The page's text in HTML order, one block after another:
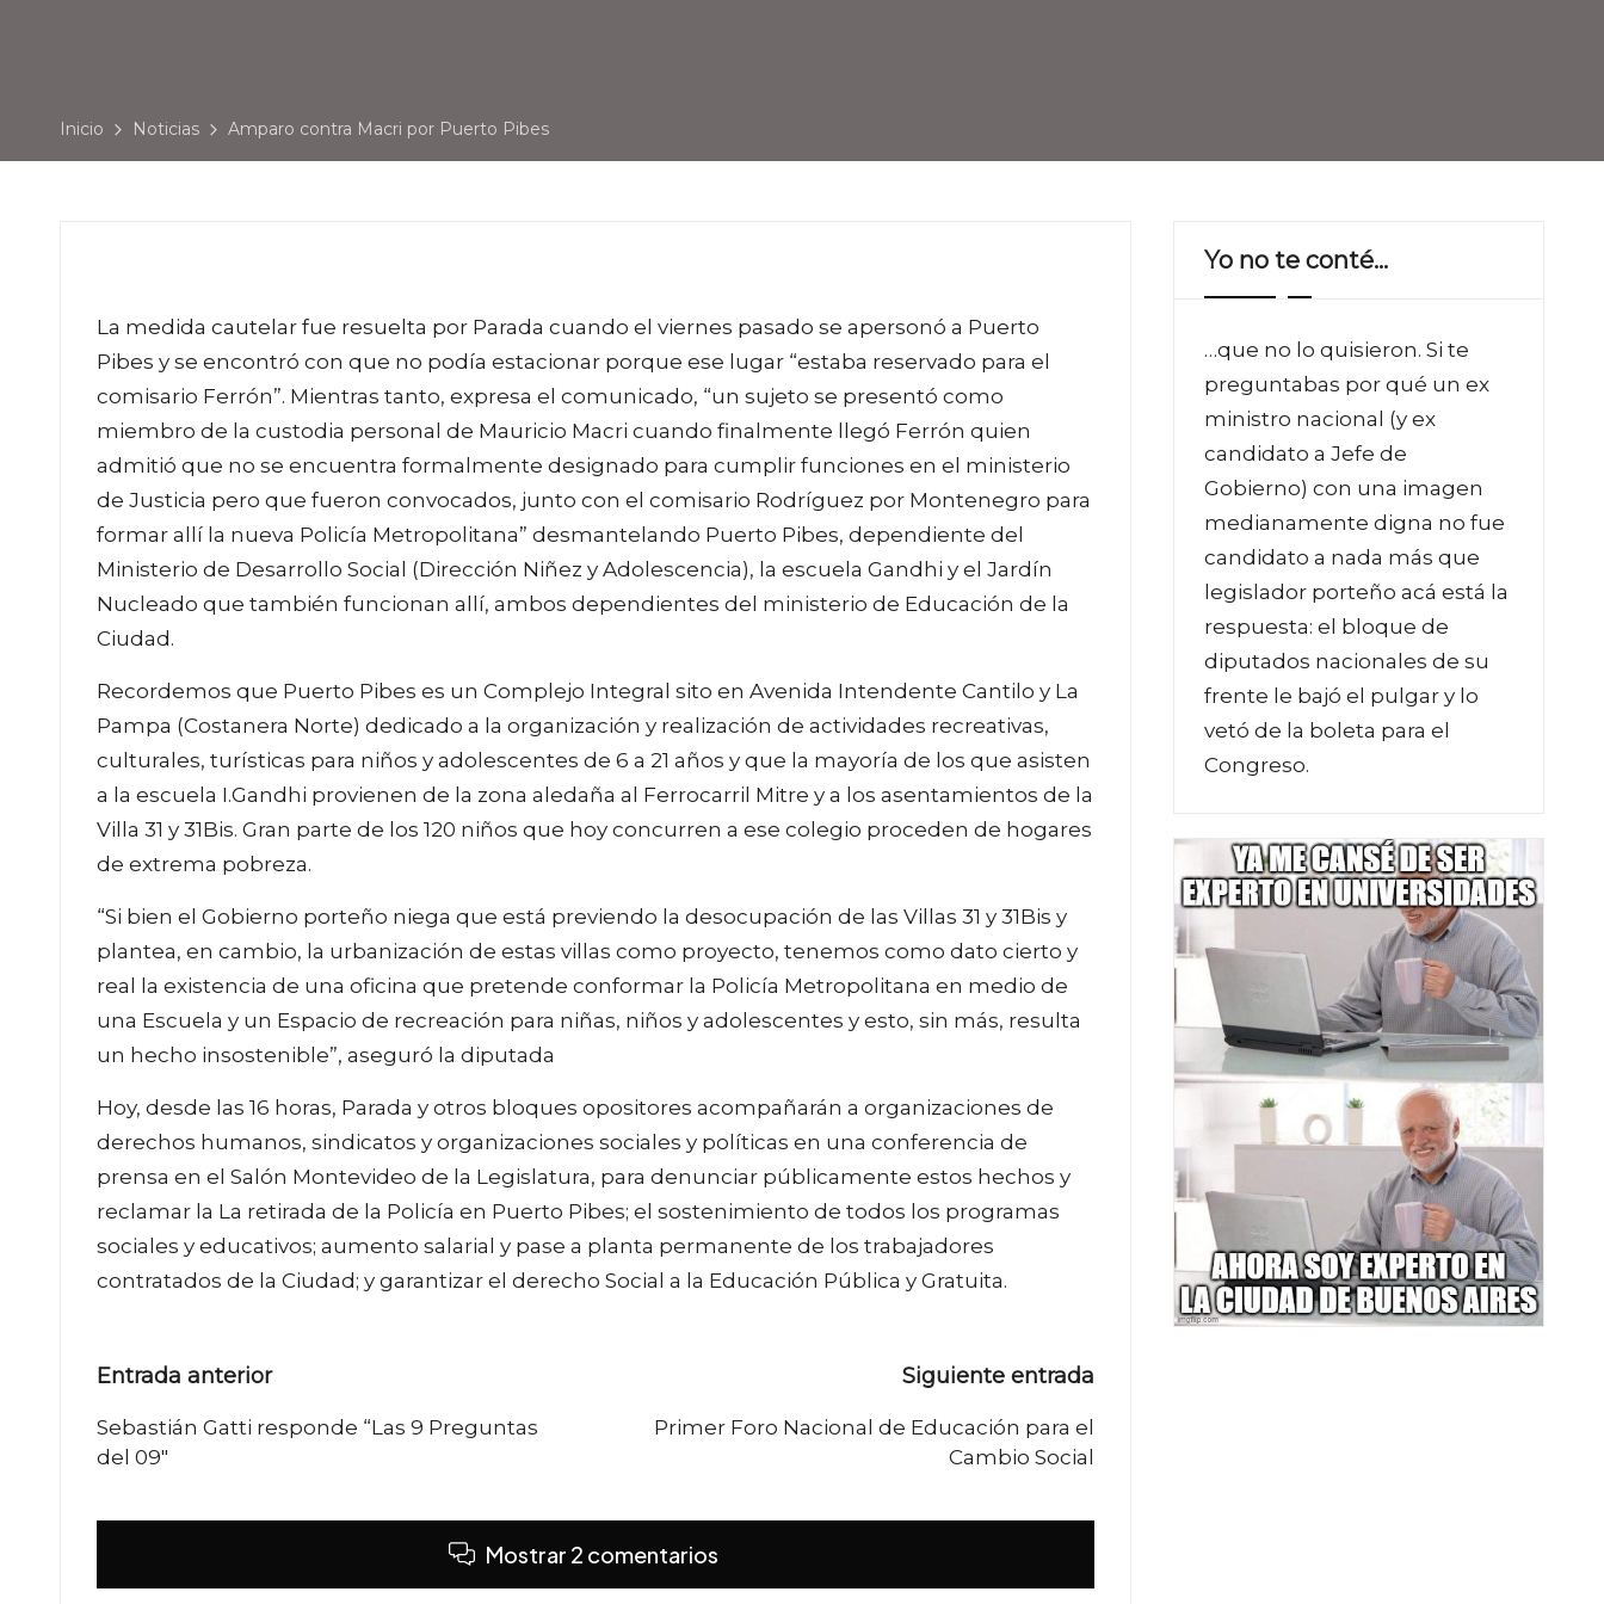
Inicio Noticias Amparo contra Macri por Puerto Pibes
La medida cautelar fue resuelta por Parada cuando el viernes pasado se apersonó a Puerto
Pibes y se encontró con que no podía estacionar porque ese lugar “estaba reservado para el
comisario Ferrón”. Mientras tanto, expresa el comunicado, “un sujeto se presentó como
miembro de la custodia personal de Mauricio Macri cuando finalmente llegó Ferrón quien
admitió que no se encuentra formalmente designado para cumplir funciones en el ministerio
de Justicia pero que fueron convocados, junto con el comisario Rodríguez por Montenegro para
formar allí la nueva Policía Metropolitana” desmantelando Puerto Pibes, dependiente del
Ministerio de Desarrollo Social (Dirección Niñez y Adolescencia), la escuela Gandhi y el Jardín
Nucleado que también funcionan allí, ambos dependientes del ministerio de Educación de la
Ciudad.
Recordemos que Puerto Pibes es un Complejo Integral sito en Avenida Intendente Cantilo y La
Pampa (Costanera Norte) dedicado a la organización y realización de actividades recreativas,
culturales, turísticas para niños y adolescentes de 6 a 21 años y que la mayoría de los que asisten
a la escuela I.Gandhi provienen de la zona aledaña al Ferrocarril Mitre y a los asentamientos de la
Villa 31 y 31Bis. Gran parte de los 120 niños que hoy concurren a ese colegio proceden de hogares
de extrema pobreza.
“Si bien el Gobierno porteño niega que está previendo la desocupación de las Villas 31 y 31Bis y
plantea, en cambio, la urbanización de estas villas como proyecto, tenemos como dato cierto y
real la existencia de una oficina que pretende conformar la Policía Metropolitana en medio de
una Escuela y un Espacio de recreación para niñas, niños y adolescentes y esto, sin más, resulta
un hecho insostenible”, aseguró la diputada
Hoy, desde las 16 horas, Parada y otros bloques opositores acompañarán a organizaciones de
derechos humanos, sindicatos y organizaciones sociales y políticas en una conferencia de
prensa en el Salón Montevideo de la Legislatura, para denunciar públicamente estos hechos y
reclamar la La retirada de la Policía en Puerto Pibes; el sostenimiento de todos los programas
sociales y educativos; aumento salarial y pase a planta permanente de los trabajadores
contratados de la Ciudad; y garantizar el derecho Social a la Educación Pública y Gratuita.
Navegación
de
Entrada anterior
Sebastián Gatti responde “Las 9 Preguntas
del 09″
Siguiente entrada
Primer Foro Nacional de Educación para el
Cambio Social
Mostrar 2 comentarios
Yo no te conté…
…que no lo quisieron. Si te
preguntabas por qué un ex
ministro nacional (y ex
candidato a Jefe de
Gobierno) con una imagen
medianamente digna no fue
candidato a nada más que
legislador porteño acá está la
respuesta: el bloque de
diputados nacionales de su
frente le bajó el pulgar y lo
vetó de la boleta para el
Congreso.